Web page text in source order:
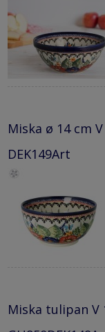
Miska ø 14 cm
DEK149Art
Miska tulipan V